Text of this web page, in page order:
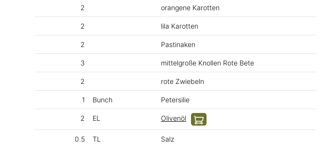
2 orangene Karotten
2 lila Karotten
2 Pastinaken
3 mittelgroße Knollen Rote Bete
2 rote Zwiebeln
1 Bunch Petersilie
2 EL Olivenöl
0.5 TL Salz